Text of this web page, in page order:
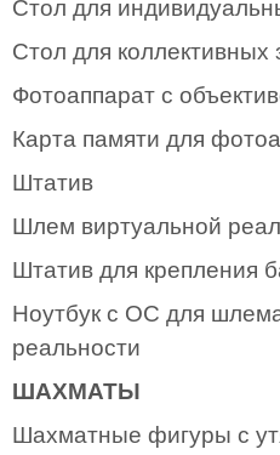
Стол для
Стол для коллективных
Фотоаппарат с
Карта памяти для
Штатив
Шлем виртуальной
Штатив для крепления
Ноутбук с ОС для
реальности
ШАХМАТЫ
Шахматные фигуры с